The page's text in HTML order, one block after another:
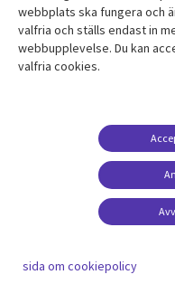
Resurscenter
SWEDEN
Media
SWEDEN
webbplats ska fungera och
valfria och ställs endast in
webbupplevelse. Du kan
valfria cookies.
sida om cookiepolicy